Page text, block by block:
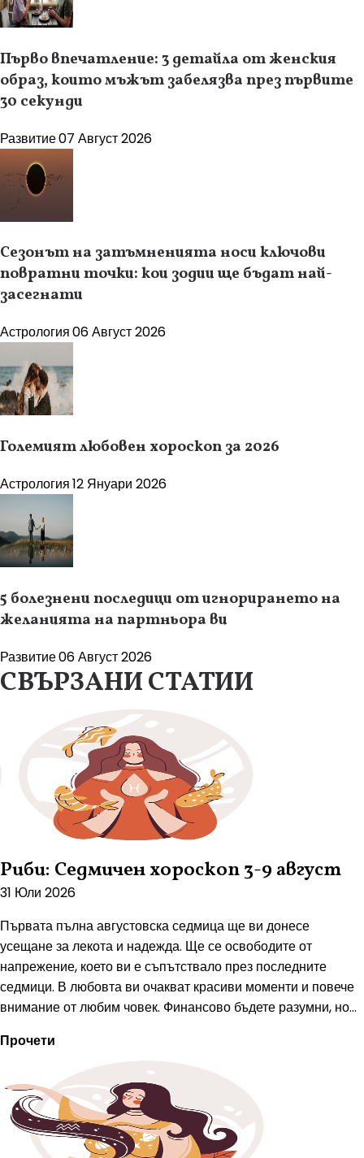
Първо впечатление: 3 детайла от женския
образ, които мъжът забелязва през първите
30 секунди
Развитие07 Август 2026
Сезонът на затъмненията носи ключови
повратни точки: кои зодии ще бъдат най-
засегнати
Астрология06 Август 2026
Големият любовен хороскоп за 2026
Астрология12 Януари 2026
5 болезнени последици от игнорирането на
желанията на партньора ви
Развитие06 Август 2026
СВЪРЗАНИ СТАТИИ
Риби: Седмичен хороскоп 3-9 август
31 Юли 2026
Първата пълна августовска седмица ще ви донесе
усещане за лекота и надежда. Ще се освободите от
напрежение, което ви е съпътствало през последните
седмици. В любовта ви очакват красиви моменти и повече
внимание от любим човек. Финансово бъдете разумни, но...
Прочети